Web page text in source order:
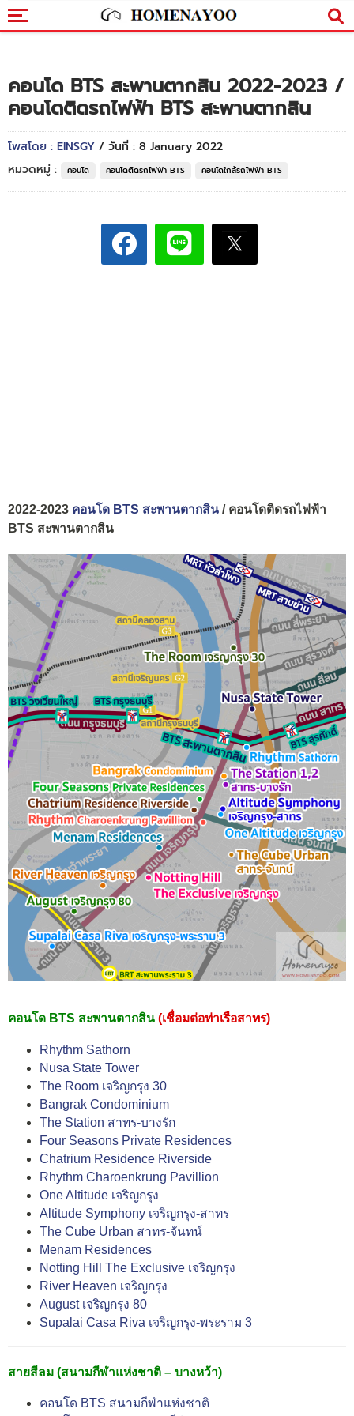
คอนโด BTS สะพานตากสิน 2022-2023 /
คอนโดติดรถไฟฟ้า BTS สะพานตากสิน
โพสโดย : EINSGY / วันที่ : 8 January 2022
หมวดหมู่ :
คอนโด คอนโดติดรถไฟฟ้า BTS คอนโดใกล้รถไฟฟ้า BTS
2022-2023 คอนโด BTS สะพานตากสิน / คอนโดติดรถไฟฟ้า
BTS สะพานตากสิน
คอนโด BTS สะพานตากสิน (เชื่อมต่อท่าเรือสาทร)
Rhythm Sathorn
Nusa State Tower
The Room เจริญกรุง 30
Bangrak Condominium
The Station สาทร-บางรัก
Four Seasons Private Residences
Chatrium Residence Riverside
Rhythm Charoenkrung Pavillion
One Altitude เจริญกรุง
Altitude Symphony เจริญกรุง-สาทร
The Cube Urban สาทร-จันทน์
Menam Residences
Notting Hill The Exclusive เจริญกรุง
River Heaven เจริญกรุง
August เจริญกรุง 80
Supalai Casa Riva เจริญกรุง-พระราม 3
สายสีลม (สนามกีฬาแห่งชาติ – บางหว้า)
คอนโด BTS สนามกีฬาแห่งชาติ